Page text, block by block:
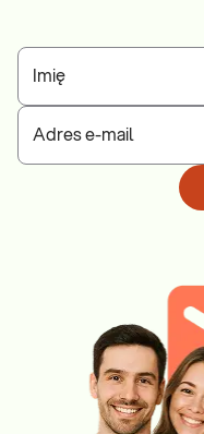
Imię
Adres e-mail